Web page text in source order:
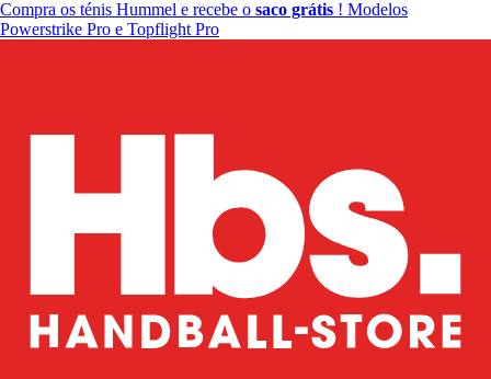
Compra os ténis Hummel e recebe o saco grátis ! Modelos
Powerstrike Pro e Topflight Pro